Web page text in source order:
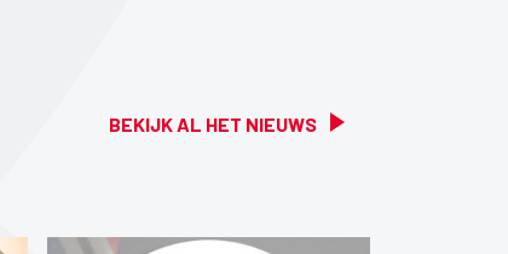
BEKIJK AL HET NIEUWS